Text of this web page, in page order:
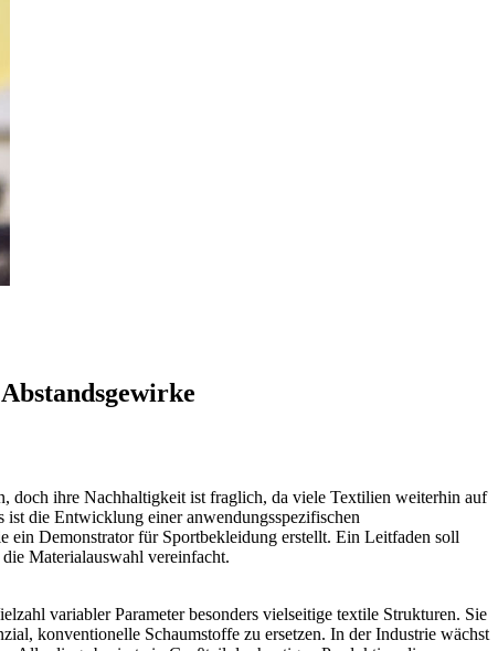
doch ihre Nachhaltigkeit ist fraglich, da viele Textilien weiterhin auf
die Entwicklung einer anwendungsspezifischen
ein Demonstrator für Sportbekleidung erstellt. Ein Leitfaden soll
Materialauswahl vereinfacht.
variabler Parameter besonders vielseitige textile Strukturen. Sie
konventionelle Schaumstoffe zu ersetzen. In der Industrie wächst